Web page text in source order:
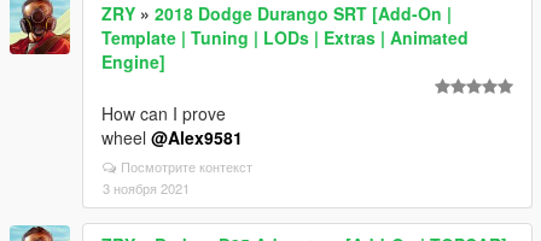
ZRY » 2018 Dodge Durango SRT [Add-On |
Template | Tuning | LODs | Extras | Animated
Engine]
How can I prove
wheel @Alex9581
Посмотрите контекст
3 ноября 2021